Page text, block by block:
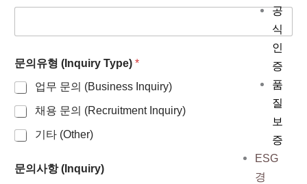
공
식
인
증
품
질
보
증
ESG
경
문의유형 (Inquiry Type) *
업무 문의 (Business Inquiry)
채용 문의 (Recruitment Inquiry)
기타 (Other)
문의사항 (Inquiry)